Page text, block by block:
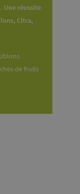
Une réussite
Citra,
de fruits